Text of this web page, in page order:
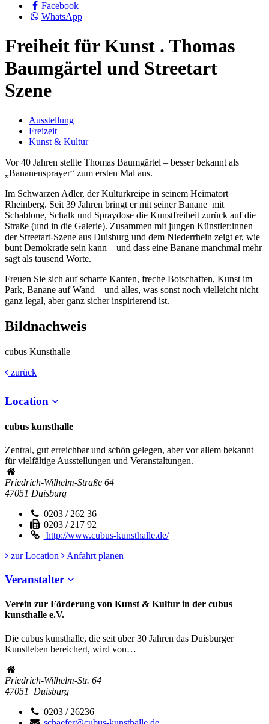
Facebook
WhatsApp
Freiheit für Kunst . Thomas
Baumgärtel und Streetart
Szene
Ausstellung
Freizeit
Kunst & Kultur
Vor 40 Jahren stellte Thomas Baumgärtel – besser bekannt als
„Bananensprayer“ zum ersten Mal aus.
Im Schwarzen Adler, der Kulturkreipe in seinem Heimatort
Rheinberg. Seit 39 Jahren bringt er mit seiner Banane mit
Schablone, Schalk und Spraydose die Kunstfreiheit zurück auf die
Straße (und in die Galerie). Zusammen mit jungen Künstler:innen
der Streetart-Szene aus Duisburg und dem Niederrhein zeigt er, wie
bunt Demokratie sein kann – und dass eine Banane manchmal mehr
sagt als tausend Worte.
Freuen Sie sich auf scharfe Kanten, freche Botschaften, Kunst im
Park, Banane auf Wand – und alles, was sonst noch vielleicht nicht
ganz legal, aber ganz sicher inspirierend ist.
Bildnachweis
cubus Kunsthalle
zurück
Location
cubus kunsthalle
Zentral, gut erreichbar und schön gelegen, aber vor allem bekannt
für vielfältige Ausstellungen und Veranstaltungen.
Friedrich-Wilhelm-Straße 64
47051 Duisburg
0203 / 262 36
0203 / 217 92
http://www.cubus-kunsthalle.de/
zur Location
Anfahrt planen
Veranstalter
Verein zur Förderung von Kunst & Kultur in der cubus
kunsthalle e.V.
Die cubus kunsthalle, die seit über 30 Jahren das Duisburger
Kunstleben bereichert, wird von…
Friedrich-Wilhelm-Str. 64
47051
Duisburg
0203 / 26236